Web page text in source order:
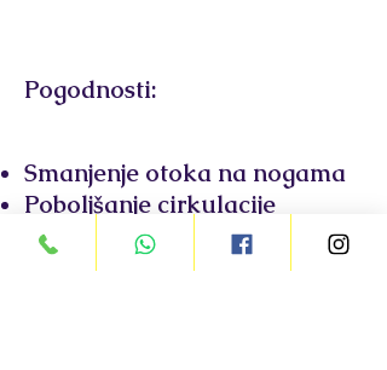
Pogodnosti:
Smanjenje otoka na nogama
Poboljšanje cirkulacije
Oslobađa napetost u
mišićima